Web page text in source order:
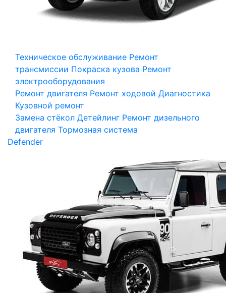
Техническое обслуживание Ремонт
трансмиссии Покраска кузова Ремонт
электрооборудования
Ремонт двигателя Ремонт ходовой Диагностика
Кузовной ремонт
Замена стёкол Детейлинг Ремонт дизельного
двигателя Тормозная система
Defender